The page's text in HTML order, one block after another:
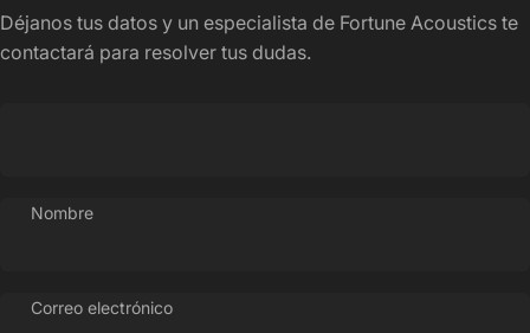
Déjanos tus datos y un especialista de Fortune Acoustics te
contactará para resolver tus dudas.
Nombre
Correo electrónico